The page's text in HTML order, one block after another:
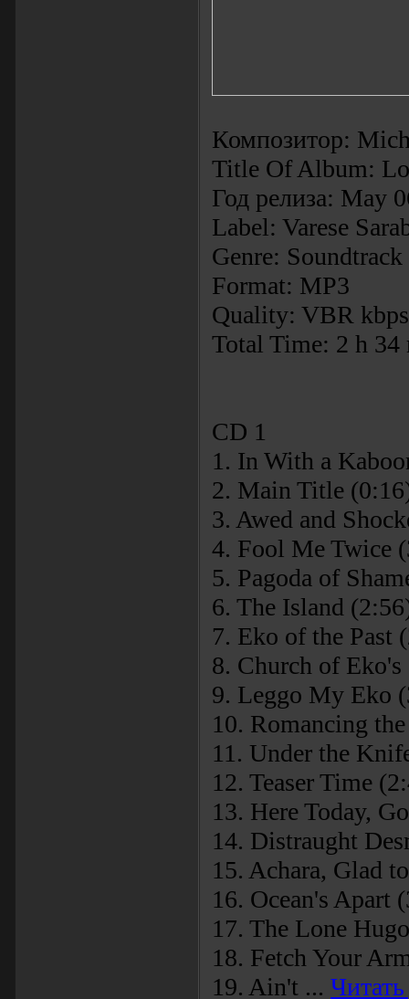
Композитор:
Title Of Album:
Год релиза: May
Label: Varese
Genre: Soundtrack
Format: MP3
Quality: VBR
Total Time: 2 h 34
CD 1
1. In With a
2. Main Title
3. Awed and
4. Fool Me Twice
5. Pagoda of
6. The Island
7. Eko of the Past
8. Church of
9. Leggo My Eko
10. Romancing
11. Under the
12. Teaser Time
13. Here Today,
14. Distraught
15. Achara, Glad
16. Ocean's Apart
17. The Lone
18. Fetch Your
19. Ain't ...